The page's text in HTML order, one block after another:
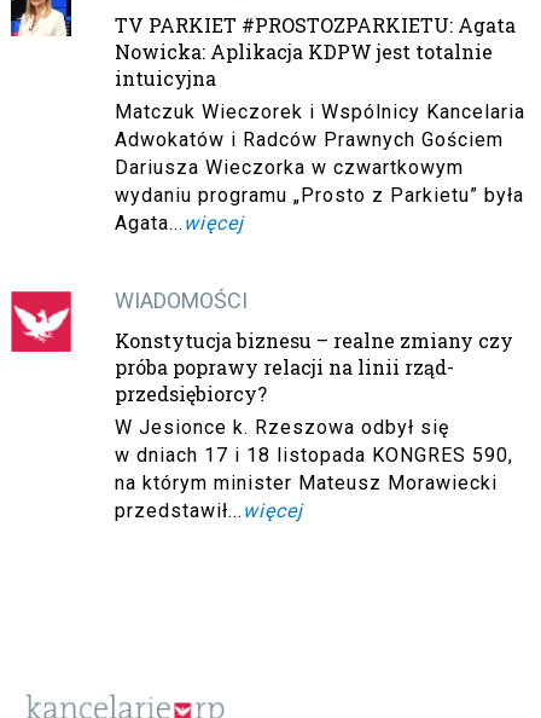
TV PARKIET #PROSTOZPARKIETU: Agata
Nowicka: Aplikacja KDPW jest totalnie
intuicyjna
Matczuk Wieczorek i Wspólnicy Kancelaria
Adwokatów i Radców Prawnych Gościem
Dariusza Wieczorka w czwartkowym
wydaniu programu „Prosto z Parkietu” była
Agata... więcej
WIADOMOŚCI
Konstytucja biznesu – realne zmiany czy
próba poprawy relacji na linii rząd-
przedsiębiorcy?
W Jesionce k. Rzeszowa odbył się
w dniach 17 i 18 listopada KONGRES 590,
na którym minister Mateusz Morawiecki
przedstawił... więcej